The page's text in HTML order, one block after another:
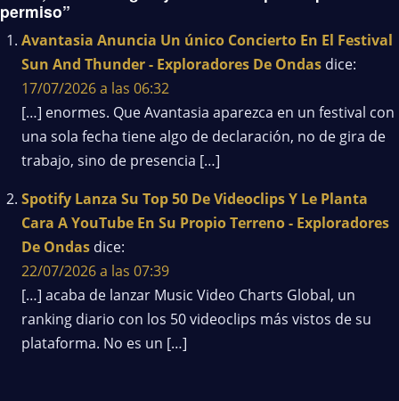
permiso”
Avantasia Anuncia Un único Concierto En El Festival
Sun And Thunder - Exploradores De Ondas dice:
17/07/2026 a las 06:32
[…] enormes. Que Avantasia aparezca en un festival con
una sola fecha tiene algo de declaración, no de gira de
trabajo, sino de presencia […]
Spotify Lanza Su Top 50 De Videoclips Y Le Planta
Cara A YouTube En Su Propio Terreno - Exploradores
De Ondas dice:
22/07/2026 a las 07:39
[…] acaba de lanzar Music Video Charts Global, un
ranking diario con los 50 videoclips más vistos de su
plataforma. No es un […]